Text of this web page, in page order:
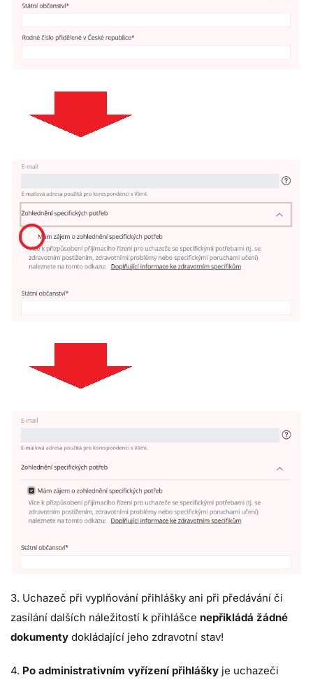
3. Uchazeč při vyplňování přihlášky ani při předávání či
zasílání dalších náležitostí k přihlášce nepřikládá žádné
dokumenty dokládající jeho zdravotní stav!
4. Po administrativním vyřízení přihlášky je uchazeči